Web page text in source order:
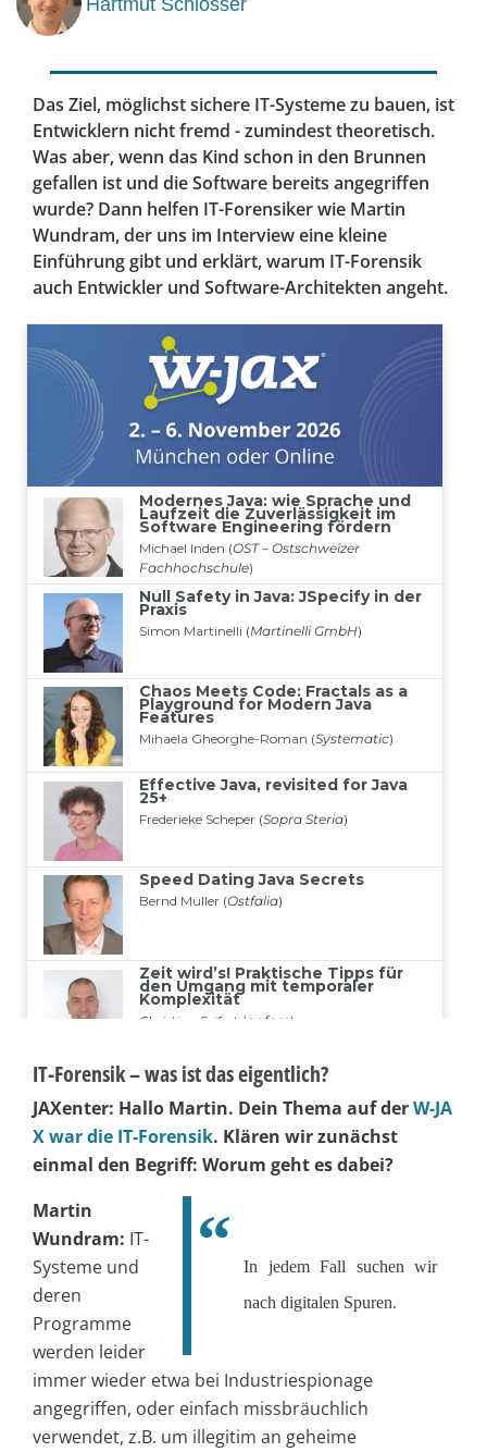
Das Ziel, möglichst sichere IT-Systeme zu bauen, ist
Entwicklern nicht fremd - zumindest theoretisch.
Was aber, wenn das Kind schon in den Brunnen
gefallen ist und die Software bereits angegriffen
wurde? Dann helfen IT-Forensiker wie Martin
Wundram, der uns im Interview eine kleine
Einführung gibt und erklärt, warum IT-Forensik
auch Entwickler und Software-Architekten angeht.
IT-Forensik – was ist das eigentlich?
JAXenter: Hallo Martin. Dein Thema auf derW-JA
X war die IT-Forensik. Klären wir zunächst
einmal den Begriff: Worum geht es dabei?
In jedem Fall suchen wir
nach digitalen Spuren.
Martin
Wundram: IT-
Systeme und
deren
Programme
werden leider
immer wieder etwa bei Industriespionage
angegriffen, oder einfach missbräuchlich
verwendet, z.B. um illegitim an geheime